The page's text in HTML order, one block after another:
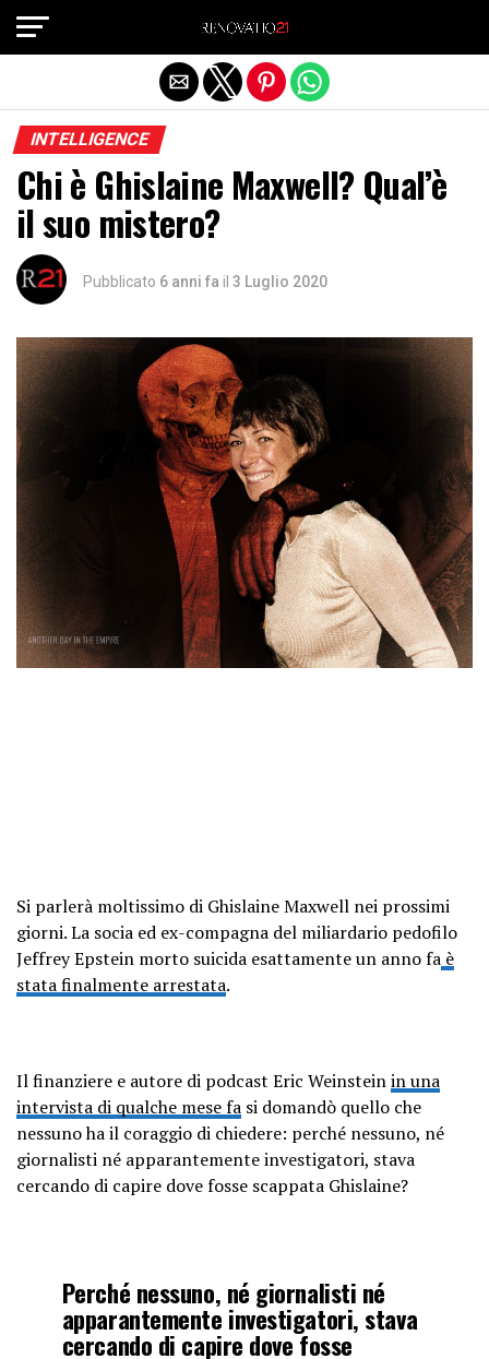
INTELLIGENCE
Chi è Ghislaine Maxwell? Qual’è
il suo mistero?
Pubblicato 6 anni fa il 3 Luglio 2020
Si parlerà moltissimo di Ghislaine Maxwell nei prossimi
giorni. La socia ed ex-compagna del miliardario pedofilo
Jeffrey Epstein morto suicida esattamente un anno fa è
stata finalmente arrestata.
Il finanziere e autore di podcast Eric Weinsteinin una
intervista di qualche mese fa si domandò quello che
nessuno ha il coraggio di chiedere: perché nessuno, né
giornalisti né apparantemente investigatori, stava
cercando di capire dove fosse scappata Ghislaine?
Perché nessuno, né giornalisti né
apparantemente investigatori, stava
cercando di capire dove fosse
Exit mobile version